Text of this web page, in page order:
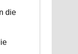
die